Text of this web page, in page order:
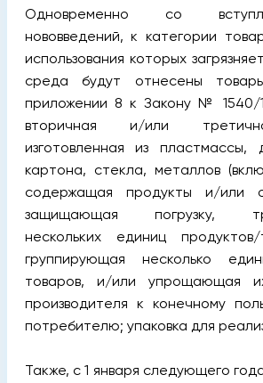
Одновременно со
нововведений, к категории
использования которых
среда будут отнесены
приложении 8 к Закону № 1540/
вторичная и/или
изготовленная из пластмассы,
картона, стекла, металлов
содержащая продукты и/или
защищающая погрузку,
нескольких единиц
группирующая несколько
товаров, и/или упрощающая
производителя к конечному
потребителю; упаковка для
Также, с 1 января следующего